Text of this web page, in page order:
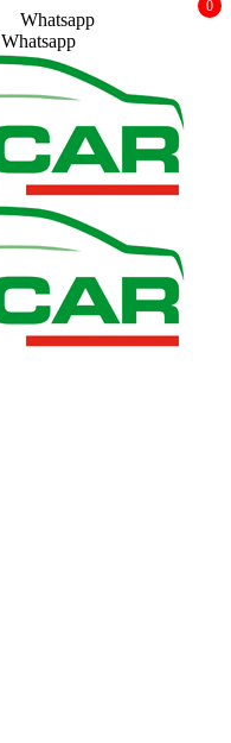
Whatsapp
Whatsapp
0